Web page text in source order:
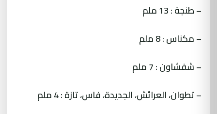
– طنجة : 13 ملم
– مكناس : 8 ملم
– شفشاون : 7 ملم
– تطوان، العرائش، الجديدة، فاس، تازة : 4 ملم